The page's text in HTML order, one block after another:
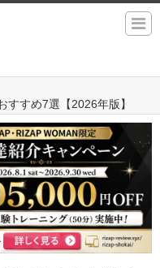
すすめ7選【2026年版】